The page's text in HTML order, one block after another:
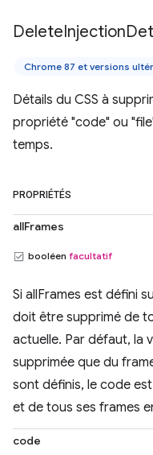
DeleteInjection
Chrome 87 et versions
Détails du CSS à
propriété "code" ou
temps.
PROPRIÉTÉS
allFrames
booléen facultatif
Si allFrames est défini
doit être supprimé de
actuelle. Par défaut, la
supprimée que du
sont définis, le code
et de tous ses frames
code